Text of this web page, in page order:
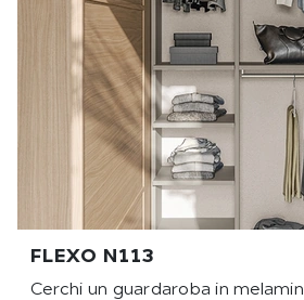
FLEXO N113
Cerchi un guardaroba in